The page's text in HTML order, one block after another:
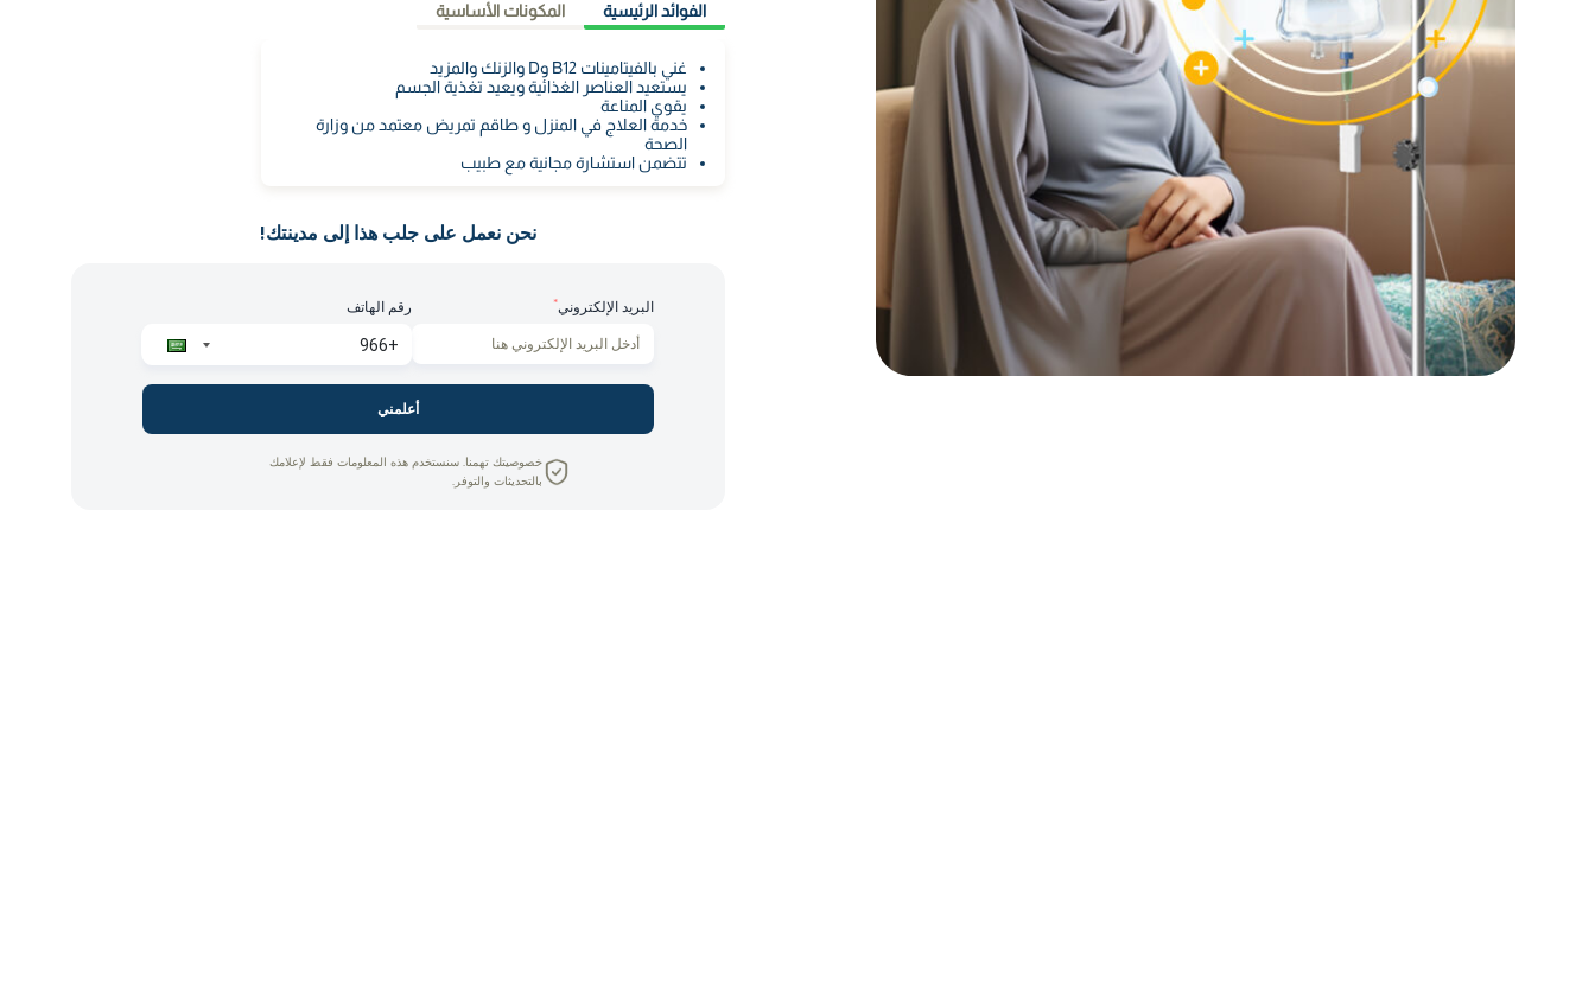
الفوائد الرئيسية المكونات الأساسية
غني بالفيتامينات B12 وD والزنك والمزيد
يستعيد العناصر الغذائية ويعيد تغذية الجسم
يقوي المناعة
خدمة العلاج في المنزل و طاقم تمريض معتمد من وزارة
الصحة
تتضمن استشارة مجانية مع طبيب
نحن نعمل على جلب هذا إلى مدينتك!
البريد الإلكتروني* رقم الهاتف
أعلمني
خصوصيتك تهمنا. سنستخدم هذه المعلومات فقط لإعلامك
بالتحديثات والتوفر.